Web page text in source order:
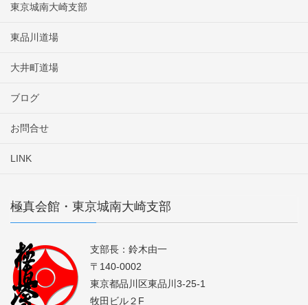
東京城南大崎支部
東品川道場
大井町道場
ブログ
お問合せ
LINK
極真会館・東京城南大崎支部
支部長：鈴木由一
〒140-0002
東京都品川区東品川3-25-1
牧田ビル２F